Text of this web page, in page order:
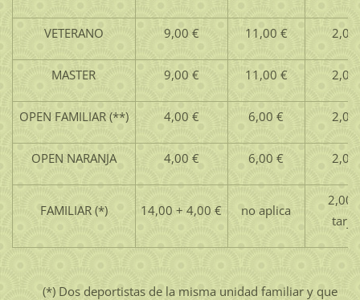
VETERANO 9,00 € 11,00 € 2,00
MASTER 9,00 € 11,00 € 2,00
OPEN FAMILIAR (**) 4,00 € 6,00 € 2,00
OPEN NARANJA 4,00 € 6,00 € 2,00
FAMILIAR (*) 14,00 + 4,00 € no aplica
2,00
(*) Dos deportistas de la misma unidad familiar y que